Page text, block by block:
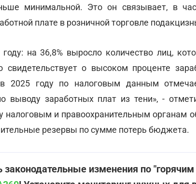
минимальной. Это он связывает, в
плате в розничной торговле
на 36,8% выросло количество лиц,
свидетельствует о высоком проценте
2025 году по налоговым данным
выводу заработных плат из тени», -
налоговым и правоохранительным органам
резервы по сумме потерь бюджета.
законодательные изменения по